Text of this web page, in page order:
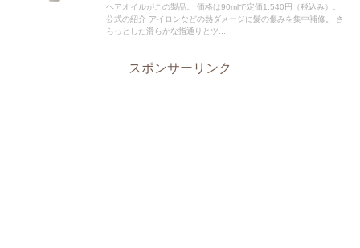
ヘアオイルがこの製品。 価格は90mlで定価1,540円（税込み）。
公式の紹介 アイロンなどの熱ダメージに髪の傷みを集中補修。 さ
らっとした滑らかな指通りとツ...
スポンサーリンク